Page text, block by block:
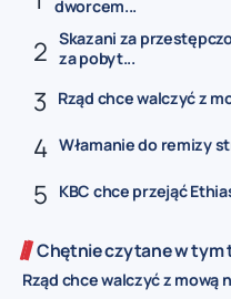
dworcem...
Skazani za
za pobyt...
Rząd chce walczyć z
Włamanie do remizy
KBC chce przejąć
Chętnie czytane w tym
Rząd chce walczyć z mową